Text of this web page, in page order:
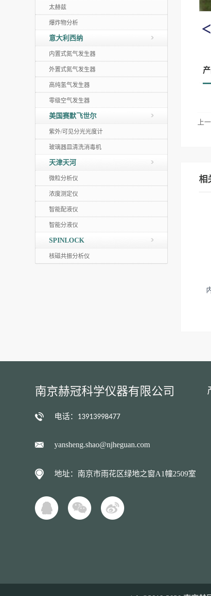
太赫兹
爆炸物分析
意大利西纳
内置式氮气发生器
外置式氮气发生器
高纯氢气发生器
零级空气发生器
美国赛默飞世尔
紫外/可见分光光度计
玻璃器皿清洗消毒机
天津天河
微粒分析仪
浓度测定仪
智能配液仪
智能分液仪
SPINLOCK
核磁共振分析仪
上
相
南京赫冠科学仪器有限公司
电话： 13913998477
yansheng.shao@njheguan.com
地址：南京市雨花区绿地之窗A1幢2509室